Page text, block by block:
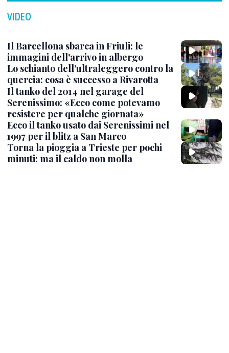
VIDEO
Il Barcellona sbarca in Friuli: le
immagini dell'arrivo in albergo
Lo schianto dell’ultraleggero contro la
quercia: cosa è successo a Rivarotta
Il tanko del 2014 nel garage del
Serenissimo: «Ecco come potevamo
resistere per qualche giornata»
Ecco il tanko usato dai Serenissimi nel
1997 per il blitz a San Marco
Torna la pioggia a Trieste per pochi
minuti: ma il caldo non molla